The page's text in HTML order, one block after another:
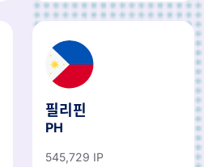
필리핀
PH
545,729 IP